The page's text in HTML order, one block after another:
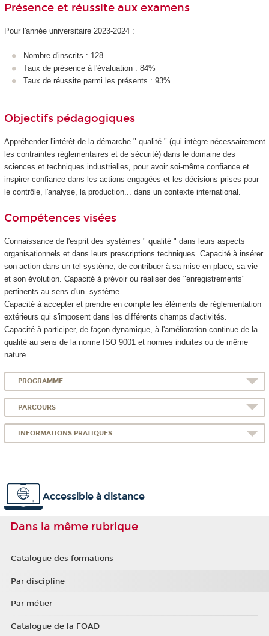
Présence et réussite aux examens
Pour l'année universitaire 2023-2024 :
Nombre d'inscrits : 128
Taux de présence à l'évaluation : 84%
Taux de réussite parmi les présents : 93%
Objectifs pédagogiques
Appréhender l'intérêt de la démarche " qualité " (qui intègre nécessairement
les contraintes réglementaires et de sécurité) dans le domaine des
sciences et techniques industrielles, pour avoir soi-même confiance et
inspirer confiance dans les actions engagées et les décisions prises pour
le contrôle, l'analyse, la production... dans un contexte international.
Compétences visées
Connaissance de l'esprit des systèmes " qualité " dans leurs aspects
organisationnels et dans leurs prescriptions techniques. Capacité à insérer
son action dans un tel système, de contribuer à sa mise en place, sa vie
et son évolution. Capacité à prévoir ou réaliser des "enregistrements"
pertinents au sens d'un système.
Capacité à accepter et prendre en compte les éléments de réglementation
extérieurs qui s'imposent dans les différents champs d'activités.
Capacité à participer, de façon dynamique, à l'amélioration continue de la
qualité au sens de la norme ISO 9001 et normes induites ou de même
nature.
PROGRAMME
PARCOURS
INFORMATIONS PRATIQUES
Accessible à distance
Dans la même rubrique
Catalogue des formations
Par discipline
Par métier
Catalogue de la FOAD